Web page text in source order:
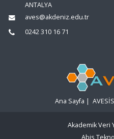
ANTALYA
aves@akdeniz.edu.tr
0242 310 16 71
Ana Sayfa |
Akademik Veri
Abis